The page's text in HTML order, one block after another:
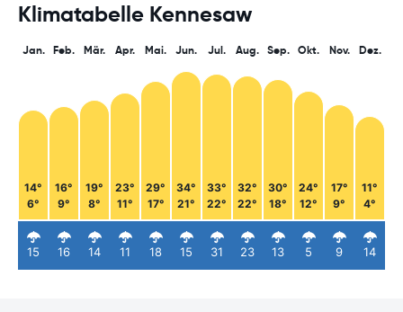
Klimatabelle Kennesaw
Jan.
14°
6°
15
Feb.
16°
9°
16
Mär.
19°
8°
14
Apr.
23°
11°
11
Mai.
29°
17°
18
Jun.
34°
21°
15
Jul.
33°
22°
31
Aug.
32°
22°
23
Sep.
30°
18°
13
Okt.
24°
12°
5
Nov.
17°
9°
9
Dez.
11°
4°
14